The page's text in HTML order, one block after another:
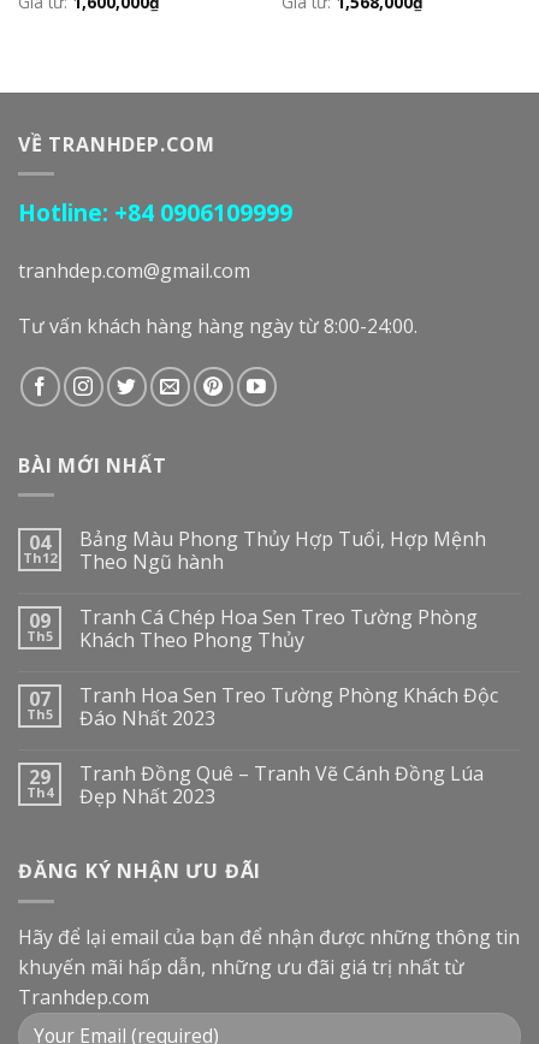
VỀ TRANHDEP.COM
Hotline: +84 0906109999
tranhdep.com@gmail.com
Tư vấn khách hàng hàng ngày từ 8:00-24:00.
BÀI MỚI NHẤT
04
Th12
Bảng Màu Phong Thủy Hợp Tuổi, Hợp Mệnh
Theo Ngũ hành
09
Th5
Tranh Cá Chép Hoa Sen Treo Tường Phòng
Khách Theo Phong Thủy
07
Th5
Tranh Hoa Sen Treo Tường Phòng Khách Độc
Đáo Nhất 2023
29
Th4
Tranh Đồng Quê – Tranh Vẽ Cánh Đồng Lúa
Đẹp Nhất 2023
ĐĂNG KÝ NHẬN ƯU ĐÃI
Hãy để lại email của bạn để nhận được những thông tin
khuyến mãi hấp dẫn, những ưu đãi giá trị nhất từ
Tranhdep.com